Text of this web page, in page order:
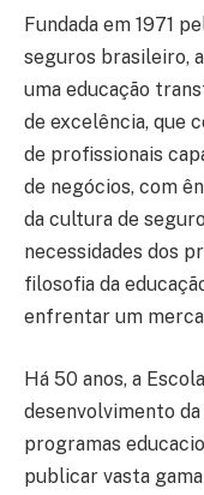
Fundada em 1971
seguros brasileiro,
uma educação
de excelência, que
de profissionais
de negócios, com
da cultura de
necessidades dos
filosofia da
enfrentar um
Há 50 anos, a
desenvolvimento
programas
publicar vasta